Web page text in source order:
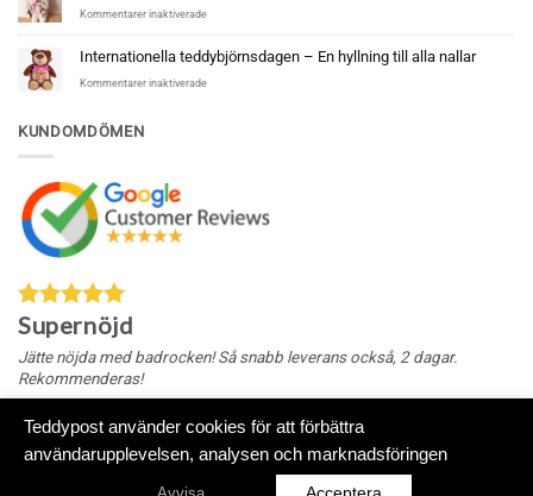
Kommentarer inaktiveradeför
på
annorlunda
presenter
Internationella teddybjörnsdagen – En hyllning till alla nallar
Kommentarer inaktiveradeför
nallar
KUNDOMDÖMEN
Supernöjd
Jätte nöjda med badrocken! Så snabb leverans också, 2 dagar.
Rekommenderas!
Klarna
Swish
Visa MasterCardAmerican
Teddypost använder cookies för att förbättra
användarupplevelsen, analysen och marknadsföringen